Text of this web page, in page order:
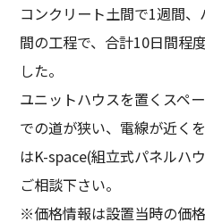
コンクリート土間で1週間
間の工程で、合計10日間程
した。
ユニットハウスを置くスペ
での道が狭い、電線が近く
はK-space(組立式パネルハ
ご相談下さい。
※価格情報は設置当時の価格